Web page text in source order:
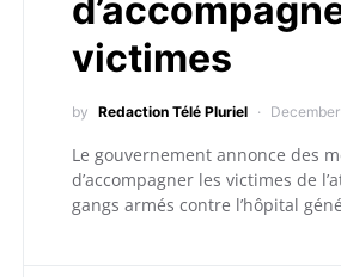
victimes
by Redaction Télé Pluriel
Le gouvernement annonce des
d’accompagner les victimes de
gangs armés contre l’hôpital